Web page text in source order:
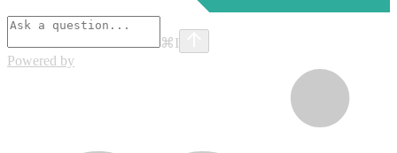
⌘I
Powered by